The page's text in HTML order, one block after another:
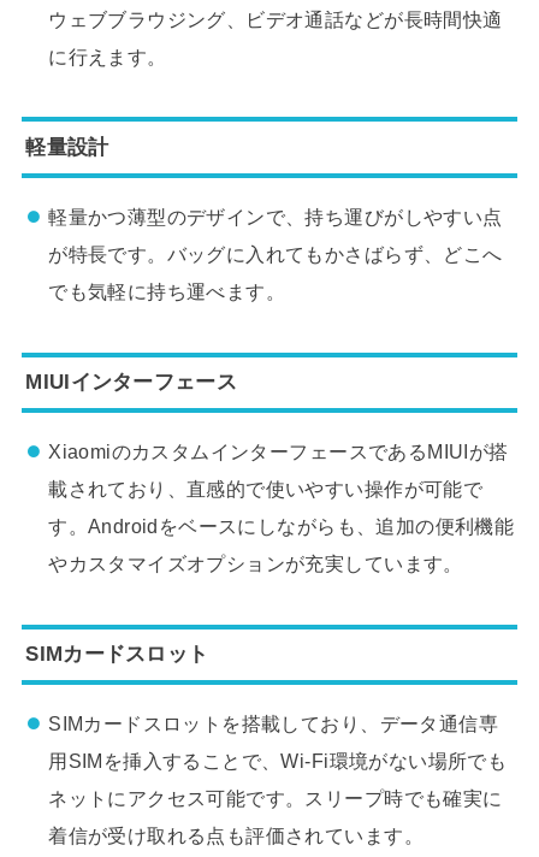
ウェブブラウジング、ビデオ通話などが長時間快適
に行えます。
軽量設計
軽量かつ薄型のデザインで、持ち運びがしやすい点
が特長です。バッグに入れてもかさばらず、どこへ
でも気軽に持ち運べます。
MIUIインターフェース
XiaomiのカスタムインターフェースであるMIUIが搭
載されており、直感的で使いやすい操作が可能で
す。Androidをベースにしながらも、追加の便利機能
やカスタマイズオプションが充実しています。
SIMカードスロット
SIMカードスロットを搭載しており、データ通信専
用SIMを挿入することで、Wi-Fi環境がない場所でも
ネットにアクセス可能です。スリープ時でも確実に
着信が受け取れる点も評価されています。